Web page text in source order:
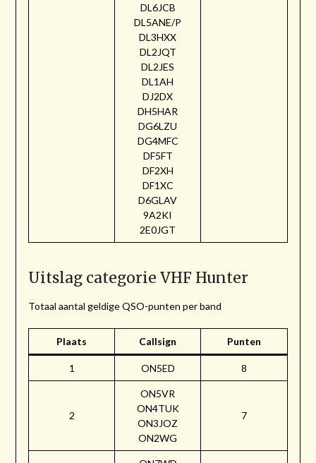
DL6JCB
DL5ANE/P
DL3HXX
DL2JQT
DL2JES
DL1AH
DJ2DX
DH5HAR
DG6LZU
DG4MFC
DF5FT
DF2XH
DF1XC
D6GLAV
9A2KI
2E0JGT
Uitslag categorie VHF Hunter
Totaal aantal geldige QSO-punten per band
Plaats Callsign Punten
1 ON5ED 8
2
ON5VR
ON4TUK
ON3JOZ
ON2WG
7